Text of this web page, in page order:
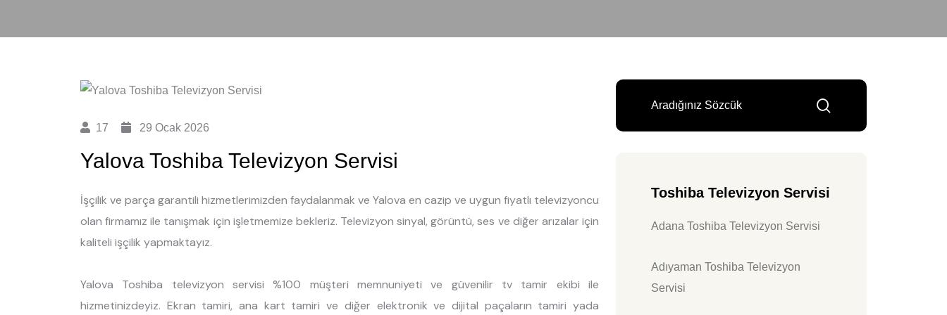
17 29 Ocak 2026
Yalova Toshiba Televizyon Servisi
İşçilik ve parça garantili hizmetlerimizden faydalanmak ve Yalova en cazip ve uygun fiyatlı televizyoncu
olan firmamız ile tanışmak için işletmemize bekleriz. Televizyon sinyal, görüntü, ses ve diğer arızalar için
kaliteli işçilik yapmaktayız.
Yalova Toshiba televizyon servisi %100 müşteri memnuniyeti ve güvenilir tv tamir ekibi ile
hizmetinizdeyiz. Ekran tamiri, ana kart tamiri ve diğer elektronik ve dijital paçaların tamiri yada
Toshiba Televizyon Servisi
Adana Toshiba Televizyon Servisi
Adıyaman Toshiba Televizyon
Servisi